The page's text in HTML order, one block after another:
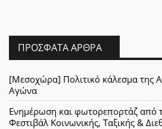
ΠΡΌΣΦΑΤΑ ΆΡΘΡΑ
[Μεσοχώρα] Πολιτικό κάλεσμα της
Αγώνα
Ενημέρωση και φωτορεπορτάζ από
Φεστιβάλ Κοινωνικής, Ταξικής &